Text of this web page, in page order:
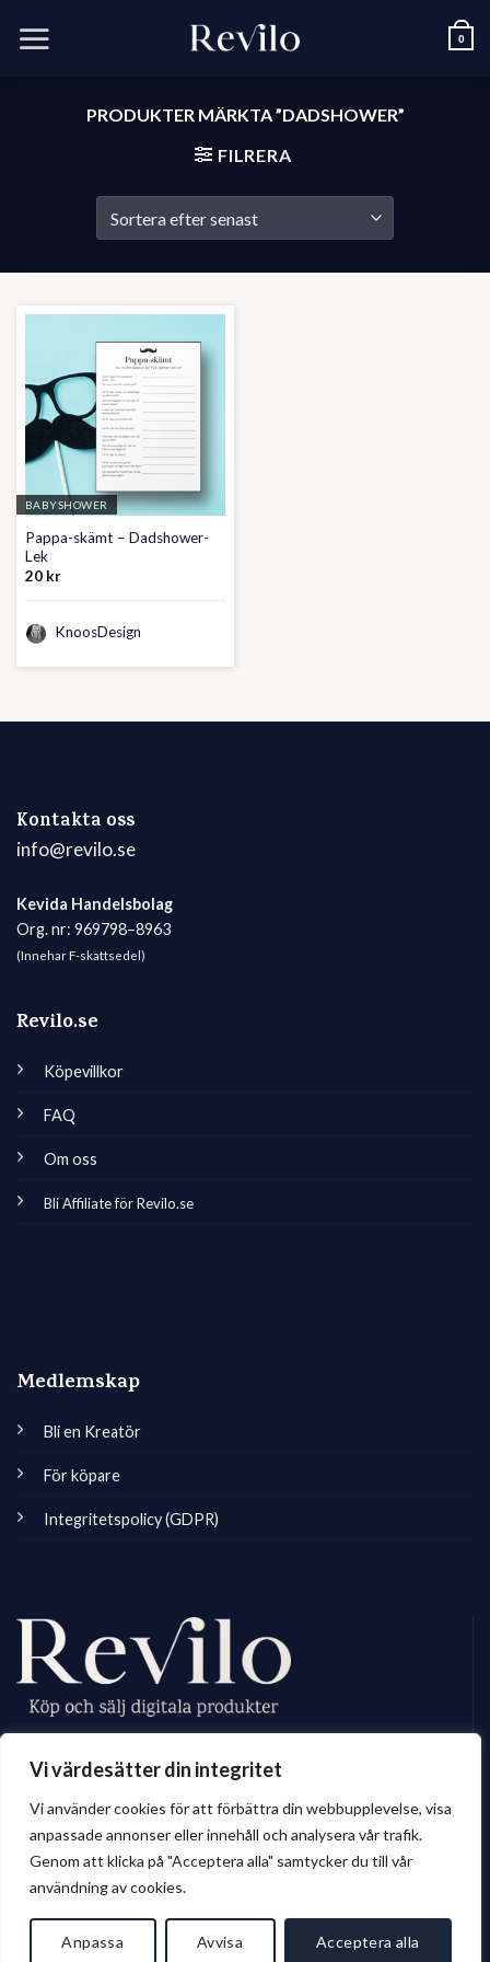
Vi värdesätter din integritet
Vi använder cookies för att förbättra din webbupplevelse, visa
anpassade annonser eller innehåll och analysera vår trafik.
Genom att klicka på "Acceptera alla" samtycker du till vår
användning av cookies.
Anpassa Avvisa Acceptera alla
0
PRODUKTER MÄRKTA ”DADSHOWER”
FILRERA
BABYSHOWER
Pappa-skämt – Dadshower-
Lek
20 kr
KnoosDesign
erbjuder ett brett sortiment av digitalt material till privatperson och företag.
Kontakta oss
info@revilo.se
Kevida Handelsbolag
Org. nr: 969798–8963
(Innehar F-skattsedel)
Revilo.se
Köpevillkor
FAQ
Om oss
Bli Affiliate för Revilo.se
Medlemskap
Bli en Kreatör
För köpare
Integritetspolicy (GDPR)
© 2026 Revilo.se